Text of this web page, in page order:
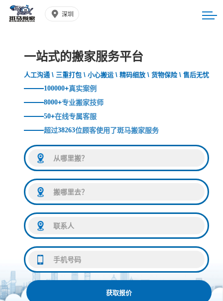
深圳
一站式的搬家服务平台
人工沟通 \ 三重打包 \ 小心搬运 \ 精码细放 \ 货物保险 \ 售后无忧
100000+真实案例
8000+专业搬家技师
50+在线专属客服
超过38263位顾客使用了斑马搬家服务
获取报价